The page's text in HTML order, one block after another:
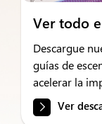
Ver todo
Descargue
guías de
acelerar la
Ver